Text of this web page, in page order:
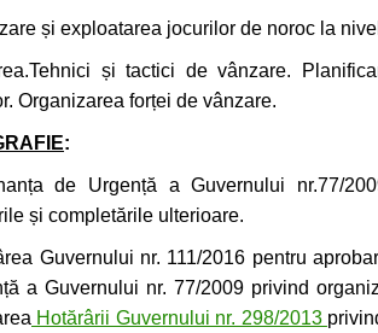
și exploatarea jocurilor de noroc la
și tactici de vânzare.
Organizarea forței de vânzare.
:
de Urgență a Guvernului nr.77/
și completările ulterioare.
Guvernului nr. 111/2016 pentru
a Guvernului nr. 77/2009 privind
Hotărârii Guvernului nr. 298/2013